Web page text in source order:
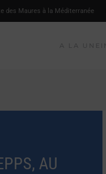
des Maures à la Méditerranée
AU